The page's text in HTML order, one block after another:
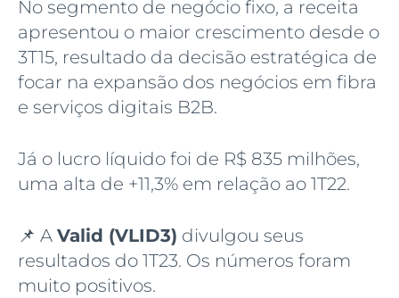
No segmento de negócio fixo, a receita
apresentou o maior crescimento desde o
3T15, resultado da decisão estratégica de
focar na expansão dos negócios em fibra
e serviços digitais B2B.
Já o lucro líquido foi de R$ 835 milhões,
uma alta de +11,3% em relação ao 1T22.
📌 A Valid (VLID3) divulgou seus
resultados do 1T23. Os números foram
muito positivos.